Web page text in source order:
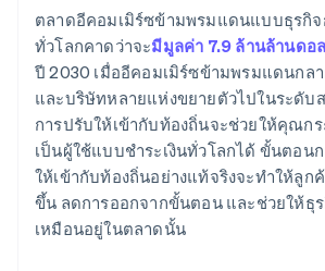
ตลาดอีคอมเมิร์ซข้ามพรมแดนแบบธุรกิจ
ทั่วโลกคาดว่าจะมีมูลค่า 7.9 ล้านล้านดอ
ปี 2030 เมื่ออีคอมเมิร์ซข้ามพรมแดนกล
และบริษัทหลายแห่งขยายตัวไปในระดับ
การปรับให้เข้ากับท้องถิ่นจะช่วยให้คุณก
เป็นผู้ใช้แบบชําระเงินทั่วโลกได้ ขั้นตอน
ให้เข้ากับท้องถิ่นอย่างแท้จริงจะทําให้ลูก
ขึ้น ลดการออกจากขั้นตอน และช่วยให้ธุ
เหมือนอยู่ในตลาดนั้น